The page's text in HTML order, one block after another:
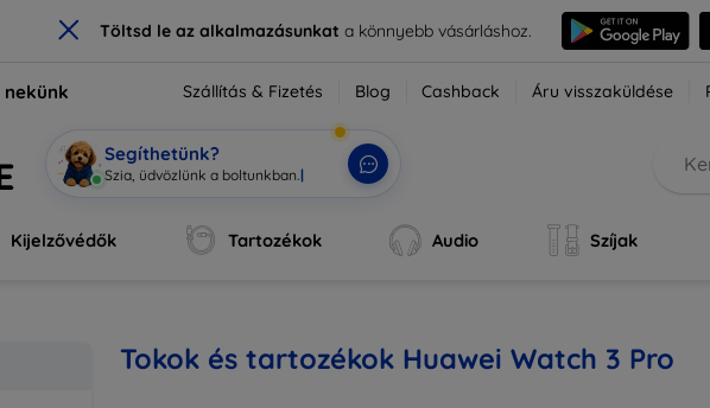
× Töltsd le az alkalmazásunkata könnyebb vásárláshoz.
nekünk Szállítás & Fizetés Blog Cashback Áru visszaküldése
Segíthetünk?
M|
Kijelzővédők Tartozékok Audio Szíjak
Tokok és tartozékok Huawei Watch 3 Pro